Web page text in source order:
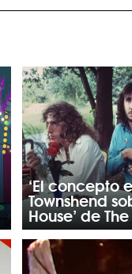
‘El concepto
Townshend
House’ de